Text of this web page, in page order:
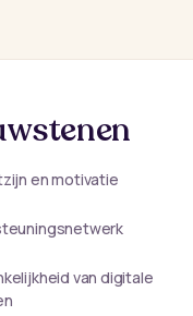
en motivatie
van digitale